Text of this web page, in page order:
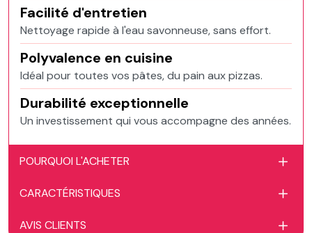
Facilité d'entretien
Nettoyage rapide à l'eau savonneuse, sans effort.
Polyvalence en cuisine
Idéal pour toutes vos pâtes, du pain aux pizzas.
Durabilité exceptionnelle
Un investissement qui vous accompagne des années.
POURQUOI L'ACHETER
CARACTÉRISTIQUES
AVIS CLIENTS